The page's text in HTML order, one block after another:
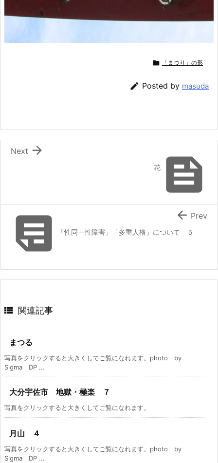
 「まつり」の形
 Posted by masuda

花

Next
 「性同一性障害」「多重人格」について ５
 Prev
 関連記事
まつる
写真をクリックすると大きくしてご覧になれます。photo by
Sigma DP ...
大分宇佐市 地獄・極楽 ７
写真をクリックすると大きくしてご覧になれます。
月山 ４
写真をクリックすると大きくしてご覧になれます。photo by
Sigma DP ...